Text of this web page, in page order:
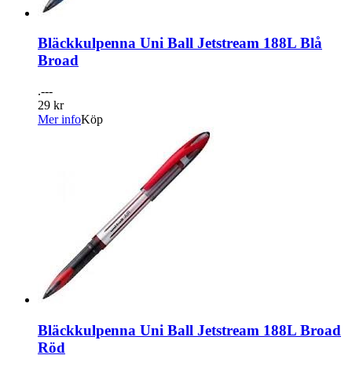
Bläckkulpenna Uni Ball Jetstream 188L Blå
Broad
.---
29 kr
Mer infoKöp
Bläckkulpenna Uni Ball Jetstream 188L Broad
Röd